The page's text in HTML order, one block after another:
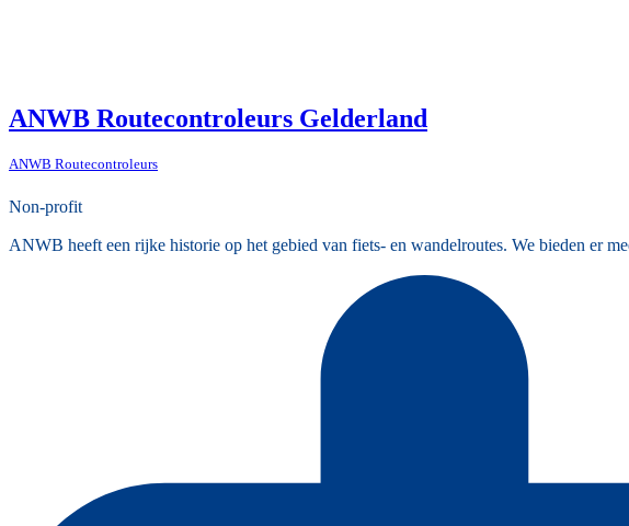
ANWB Routecontroleurs Gelderland
ANWB Routecontroleurs
Non-profit
ANWB heeft een rijke historie op het gebied van fiets- en wandelroutes. We bieden er